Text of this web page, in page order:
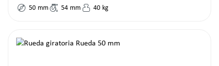
50 mm 54 mm 40 kg